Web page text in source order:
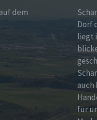
dem
Dorf
liegt
auch
für